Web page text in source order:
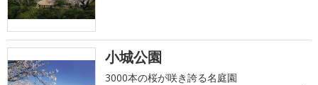
小城公園
3000本の桜が咲き誇る名庭園